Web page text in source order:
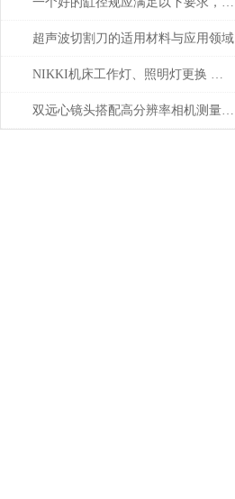
超声波切割刀的适用材料与应用领域
NIKKI机床工作灯、照明灯更换 日本津上、马扎克、西铁城、兄弟等机床
双远心镜头搭配高分辨率相机测量精密五金零件德国OPTO